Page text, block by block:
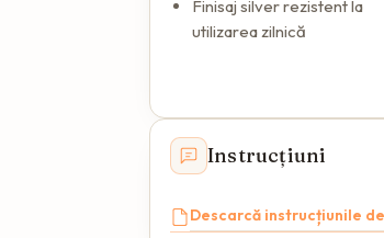
Finisaj silver rezistent la
utilizarea zilnică
Instrucțiuni
Descarcă instrucțiunile